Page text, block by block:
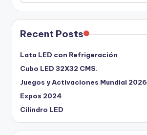
Recent Posts
Lata LED con Refrigeración
Cubo LED 32X32 CMS.
Juegos y Activaciones Mundial 2026
Expos 2024
Cilindro LED